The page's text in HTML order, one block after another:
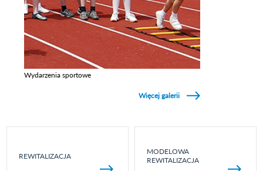
Wydarzenia sportowe
Więcej galerii
REWITALIZACJA
MODELOWA
REWITALIZACJA